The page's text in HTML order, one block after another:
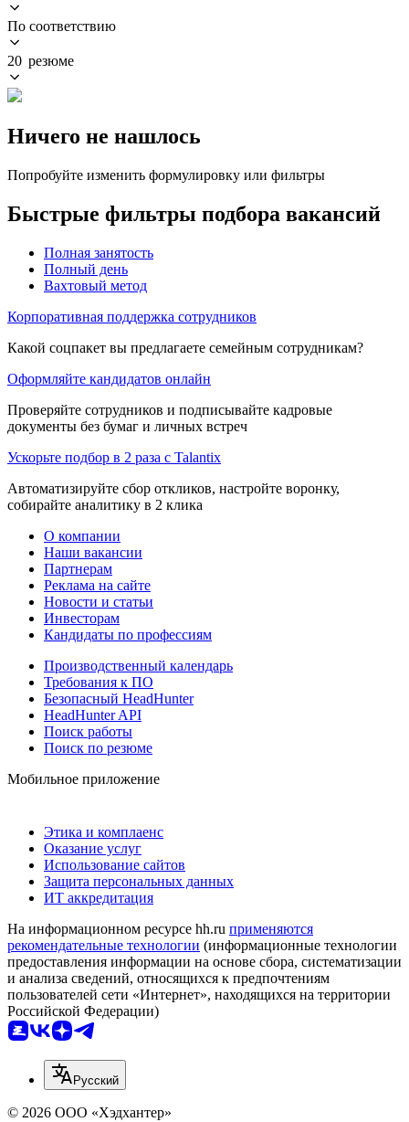
По соответствию
20 резюме
Ничего не нашлось
Попробуйте изменить формулировку или фильтры
Быстрые фильтры подбора вакансий
Полная занятость
Полный день
Вахтовый метод
Корпоративная поддержка сотрудников
Какой соцпакет вы предлагаете семейным сотрудникам?
Оформляйте кандидатов онлайн
Проверяйте сотрудников и подписывайте кадровые
документы без бумаг и личных встреч
Ускорьте подбор в 2 раза с Talantix
Автоматизируйте сбор откликов, настройте воронку,
собирайте аналитику в 2 клика
О компании
Наши вакансии
Партнерам
Реклама на сайте
Новости и статьи
Инвесторам
Кандидаты по профессиям
Производственный календарь
Требования к ПО
Безопасный HeadHunter
HeadHunter API
Поиск работы
Поиск по резюме
Мобильное приложение
Этика и комплаенс
Оказание услуг
Использование сайтов
Защита персональных данных
ИТ аккредитация
На информационном ресурсе hh.ru применяются
рекомендательные технологии (информационные технологии
предоставления информации на основе сбора, систематизации
и анализа сведений, относящихся к предпочтениям
пользователей сети «Интернет», находящихся на территории
Российской Федерации)
Русский
© 2026 ООО «Хэдхантер»